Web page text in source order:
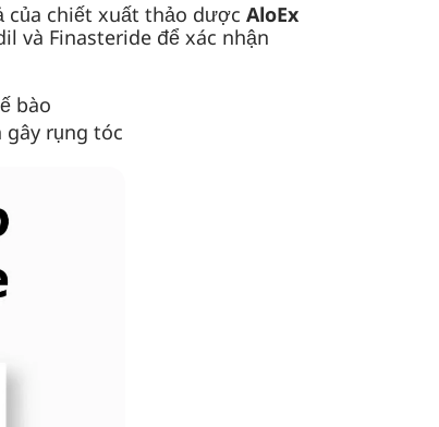
của chiết xuất thảo dược AloEx
và Finasteride để xác nhận
bào
rụng tóc